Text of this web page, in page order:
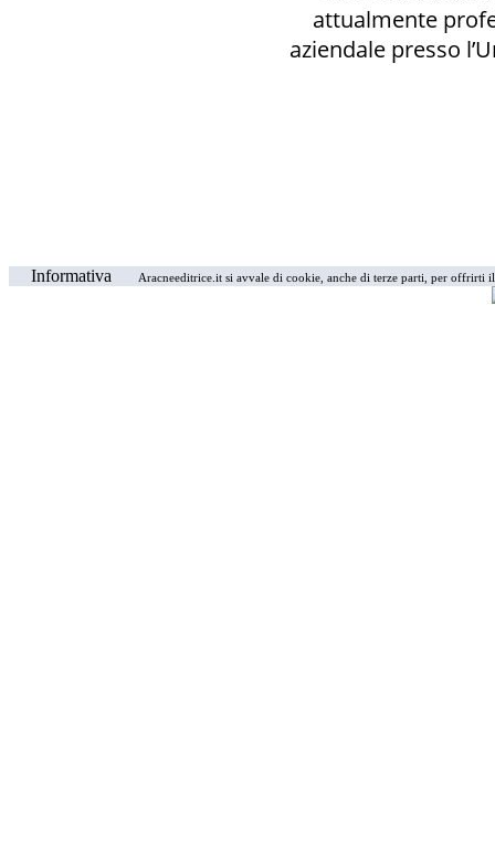
attualmente
aziendale presso
Informativa Aracneeditrice.it si avvale di cookie, anche di terze parti, per